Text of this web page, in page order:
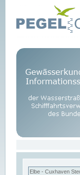
Elbe - Cuxhaven